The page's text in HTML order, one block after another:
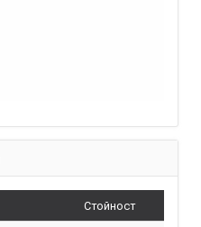
Стойност